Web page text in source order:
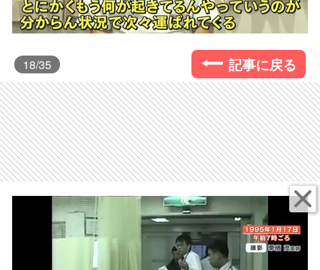
18/35 記事に戻る